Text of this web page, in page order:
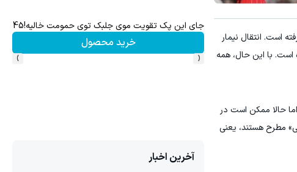
است. انتقال نیمار
فراگیر شده است. با این حال، همه
حالا ممکن است در
مطرح هستند، یعنی
فروش دارایی‌های دیجیتالجای این پک تقویت موی جلبک توی حمومت خالیه!45%تخفیف
خرید محصول
‹
›
آخرین اخبار